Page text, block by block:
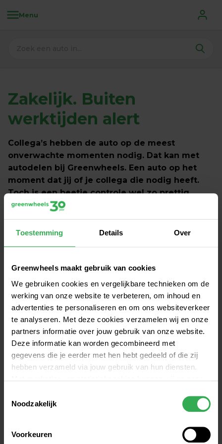
Toestemming Details Over
Greenwheels maakt gebruik van cookies
We gebruiken cookies en vergelijkbare technieken om de
werking van onze website te verbeteren, om inhoud en
advertenties te personaliseren en om ons websiteverkeer
te analyseren. Met deze cookies verzamelen wij en onze
partners informatie over jouw gebruik van onze website.
Deze informatie kan worden gecombineerd met
gegevens die je eerder met hen hebt gedeeld of die zij
hebben verzameld via jouw gebruik van hun diensten.
onze website aan de hand van unieke identificatoren,
zoals je IP-adres. Hiermee stellen we een profiel op om
advertenties beter af te stemmen op jouw voorkeuren.
Noodzakelijk
Voorkeuren
Menu
Zakelijk. Buiten
werktijden alert
Collega’s hebben de auto op de meest
onverwachte momenten nodig. Dat kan met
autodelen bij Greenwheels. Een auto op het
moment dat jij of je collega die nodig heeft.
Toch is een beetje controle wel zo prettig.
Met het Buiten werktijden alert van Greenwheels
ontvang je wekelijks op maandag een
zakelijke account, die buiten de door jou
geselecteerde werktijden plaatsvonden. Met
Greenwheels hoef je je dus geen zorgen te maken
dat ‘de zaak’ privé-reserveringen van jouw
medewerkers of collega’s niet opmerkt.
Jij bent in controle
inzage in reserveringen die plaatsvinden buiten de
werktijden van jouw organisatie.